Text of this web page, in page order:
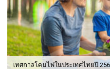
เทศกาลโคมไฟในประเทศไทยปี